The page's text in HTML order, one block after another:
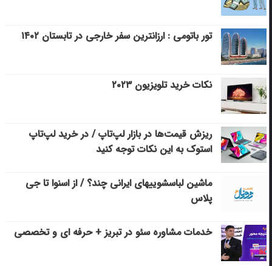
تور باتومی : ارزانترین سفر خارجی در تابستان ۱۴۰۲
نکات خرید تلویزیون ۲۰۲۳
ریزش قیمت‌ها در بازار لپ‌تاپ / در خرید لپ‌تاپ
استوک به این نکات توجه کنید
ماشین لباسشویی‎های ایرانی چند؟ / از اسنوا تا جی
پلاس
خدمات مشاوره سئو در تبریز + حرفه ای و تخصصی